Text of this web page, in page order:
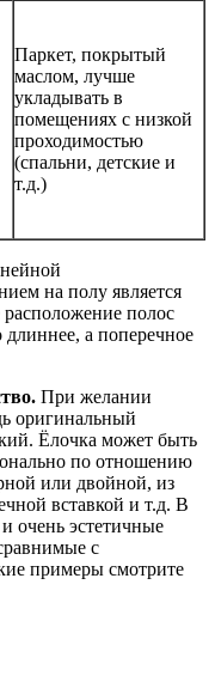
Паркет, покрытый
маслом, лучше
укладывать в
помещениях с низкой
проходимостью
(спальни, детские и
т.д.)
на полу является
полос
длиннее, а поперечное
При желании
оригинальный
Ёлочка может быть
по отношению
или двойной, из
вставкой и т.д. В
очень эстетичные
с
примеры смотрите